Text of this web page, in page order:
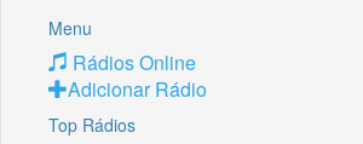
Menu
Rádios Online
Adicionar Rádio
Top Rádios